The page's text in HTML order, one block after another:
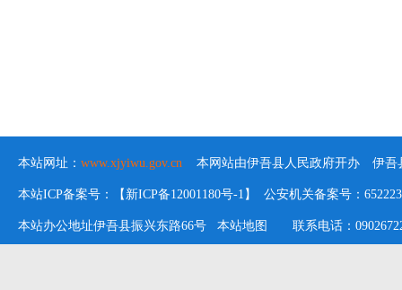
本站网址： www.xjyiwu.gov.cn 本网站由伊吾县人民政府开办 伊吾
本站ICP备案号：【新ICP备12001180号-1】 公安机关备案号：
本站办公地址伊吾县振兴东路66号 本站地图 联系电话：